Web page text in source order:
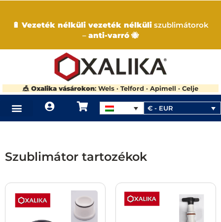
🔋 Vezeték nélküli vezeték nélküli szublimátorok
– anti-varró 🐝
🎪 Oxalika vásárokon: Wels · Telford · Apimell · Celje
€ - EUR
Szublimátor tartozékok